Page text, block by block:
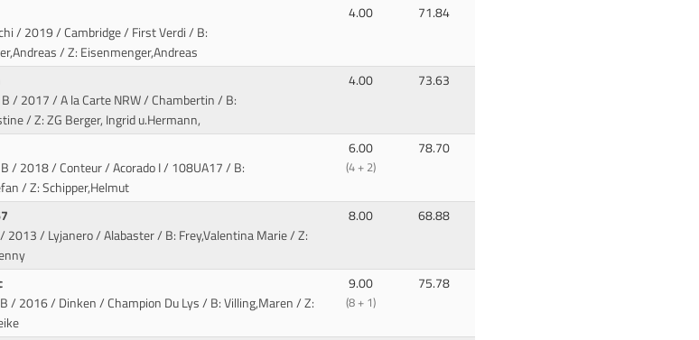
/ 2019 / Cambridge / First Verdi/ B:
/ Z: Eisenmenger,Andreas
4.00 71.84
/ 2017 / A la Carte NRW / Chambertin/ B:
/ Z: ZG Berger, Ingrid u.Hermann,
4.00 73.63
/ 2018 / Conteur / Acorado I/ 108UA17 / B:
/ Z: Schipper,Helmut
6.00
(4 + 2)
78.70
2013 / Lyjanero / Alabaster/ B: Frey,Valentina Marie / Z:
8.00 68.88
/ 2016 / Dinken / Champion Du Lys/ B: Villing,Maren / Z:
9.00
(8 + 1)
75.78